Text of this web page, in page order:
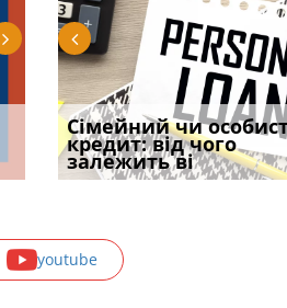
Документи, на яких не
проставляється
апостиль: пер
Огляд практики ВС від
Ростислава Кравця, що
опублі
Сімейний чи
кредит: від чого
залежить ві
Восьмий ААС
підтвердив, що
може скас
youtube